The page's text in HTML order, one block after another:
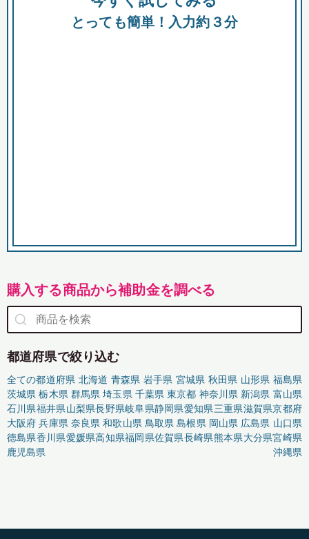
とっても簡単！入力約３分
購入する商品から補助金を調べる
都道府県で絞り込む
全ての都道府県 北海道 青森県 岩手県 宮城県 秋田県 山形県 福島県
茨城県 栃木県 群馬県 埼玉県 千葉県 東京都 神奈川県 新潟県 富山県
石川県福井県山梨県長野県岐阜県静岡県愛知県三重県滋賀県京都府
大阪府 兵庫県 奈良県 和歌山県 鳥取県 島根県 岡山県 広島県 山口県
徳島県香川県愛媛県高知県福岡県佐賀県長崎県熊本県大分県宮崎県
鹿児島県
沖縄県